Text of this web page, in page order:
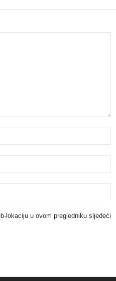
lokaciju u ovom pregledniku sljedeći